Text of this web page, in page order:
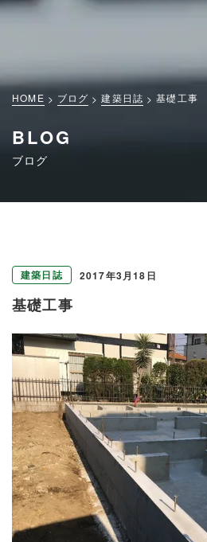
HOME ブログ 建築日誌 基礎工事
BLOG
ブログ
建築日誌 2017年3月18日
基礎工事